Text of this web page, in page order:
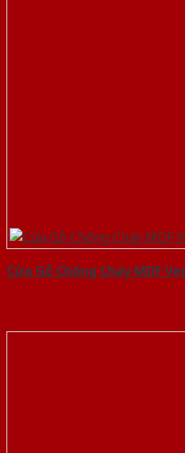
Cửa Gỗ Chống Cháy MDF